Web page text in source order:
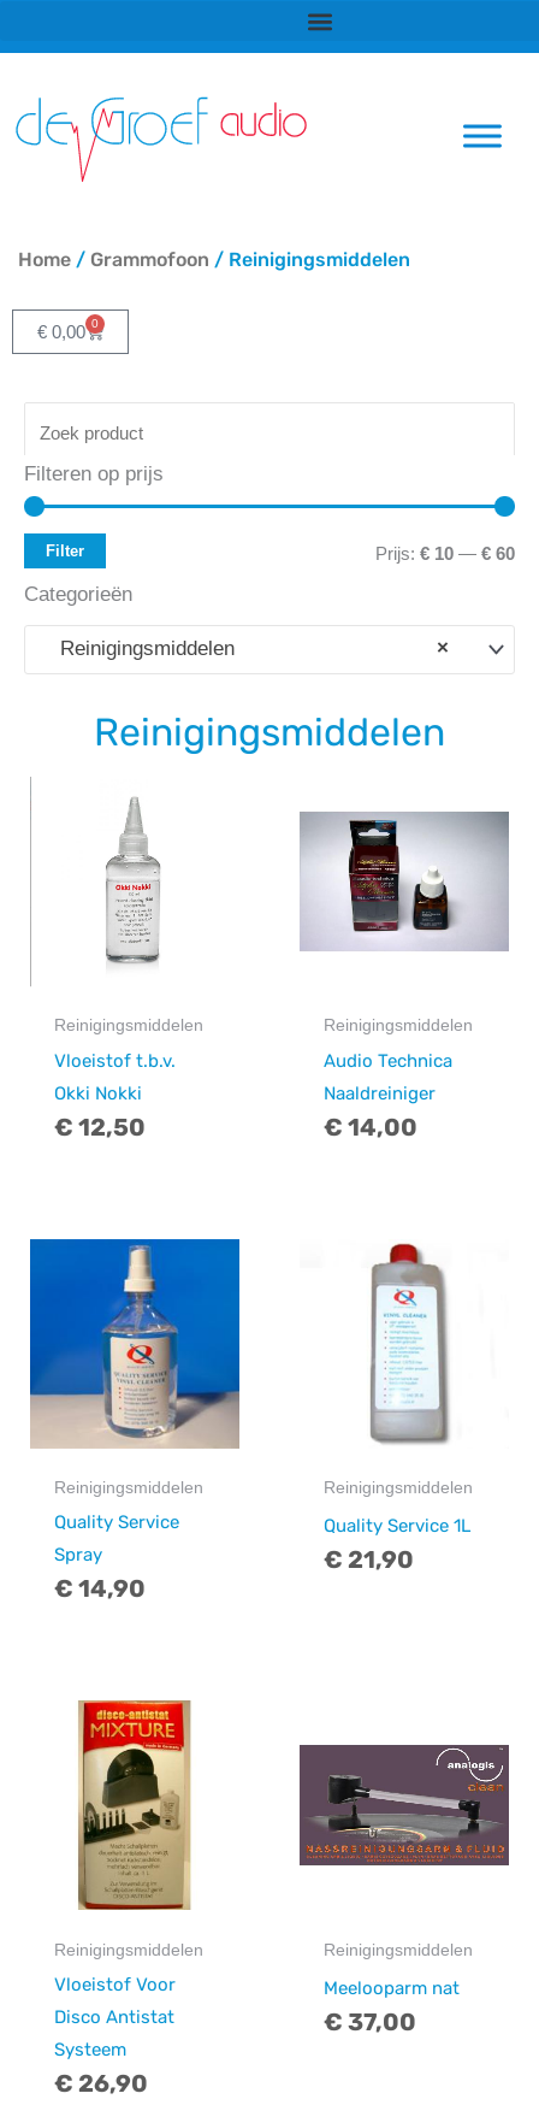
naar
inhoud
Home / Grammofoon / Reinigingsmiddelen
€ 0,00 0
Winkelwagen
Filteren op prijs
Filter Prijs: € 10 — € 60
Categorieën
×
Reinigingsmiddelen
Reinigingsmiddelen
Reinigingsmiddelen
Vloeistof t.b.v.
Okki Nokki
€ 12,50
Reinigingsmiddelen
Audio Technica
Naaldreiniger
€ 14,00
Reinigingsmiddelen
Quality Service
Spray
€ 14,90
Reinigingsmiddelen
Quality Service 1L
€ 21,90
Reinigingsmiddelen
Vloeistof Voor
Disco Antistat
Systeem
€ 26,90
Reinigingsmiddelen
Meelooparm nat
€ 37,00